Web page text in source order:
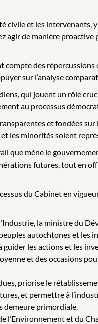
civile et les intervenants,
agir de manière
des
sur l’analyse
qui jouent un rôle
au processus
et fondées
les minorités soient
que mène le
futures, tout en
du Cabinet en
la ministre du
autochtones et les
les actions et les
et des occasions
priorise le
et permettre à
demeure primordiale.
l’Environnement et du